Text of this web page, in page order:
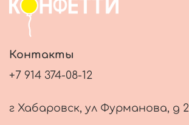
Контакты
+7 914 374-08-12
г Хабаровск, ул Фурманова, д 2